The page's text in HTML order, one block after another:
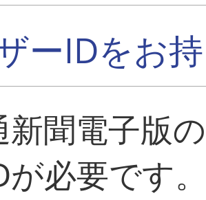
ーIDをお
新聞電子版
が必要です